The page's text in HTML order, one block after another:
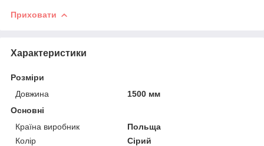
Приховати
Характеристики
Розміри
Довжина
1500 мм
Основні
Країна виробник
Польща
Колір
Сірий